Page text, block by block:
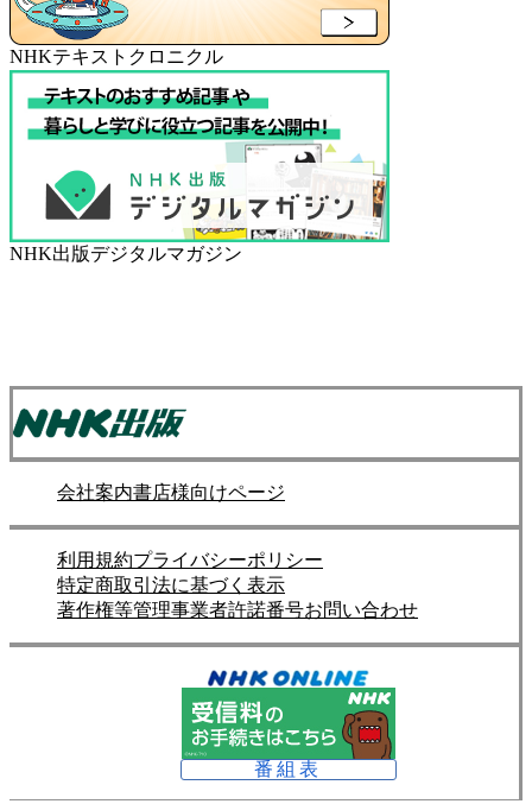
NHKテキストクロニクル
NHK出版デジタルマガジン
会社案内書店様向けページ
利用規約プライバシーポリシー
特定商取引法に基づく表示
著作権等管理事業者許諾番号お問い合わせ
番組表